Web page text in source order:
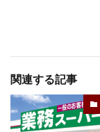
関連する記事